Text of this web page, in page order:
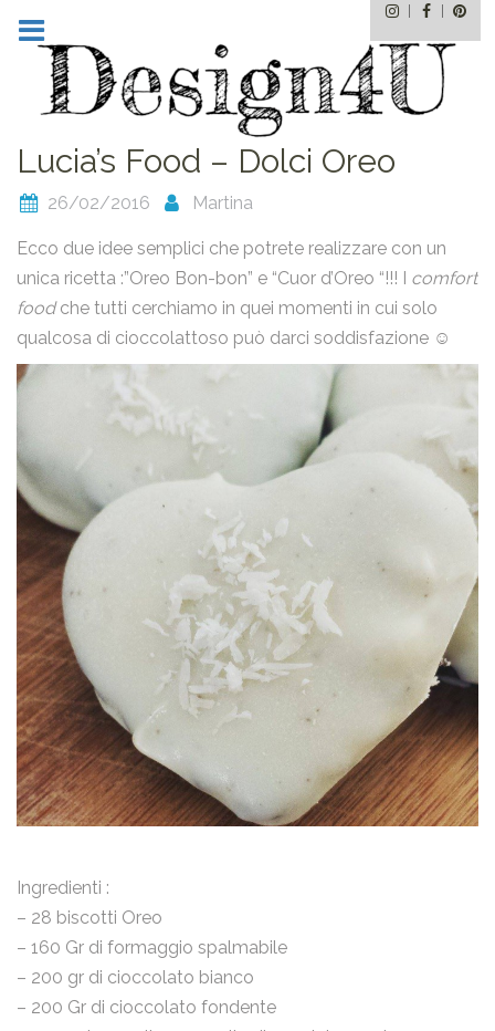
to
content
Instagram
Lucia’s Food – Dolci Oreo
26/02/2016 Martina
Ecco due idee semplici che potrete realizzare con un
unica ricetta :”Oreo Bon-bon” e “Cuor d’Oreo “!!! I comfort
foodche tutti cerchiamo in quei momenti in cui solo
qualcosa di cioccolattoso può darci soddisfazione ☺
Ingredienti :
– 28 biscotti Oreo
– 160 Gr di formaggio spalmabile
– 200 gr di cioccolato bianco
– 200 Gr di cioccolato fondente